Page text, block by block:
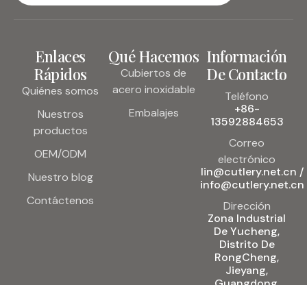
Enlaces
Rápidos
Quiénes somos
Nuestros
productos
OEM/ODM
Nuestro blog
Contáctenos
Qué Hacemos
Cubiertos de
acero inoxidable
Embalajes
Información
De Contacto
Teléfono
+86-
13592884653
Correo
electrónico
lin@cutlery.net.cn /
info@cutlery.net.cn
Dirección
Zona Industrial
De Yucheng,
Distrito De
RongCheng,
Jieyang,